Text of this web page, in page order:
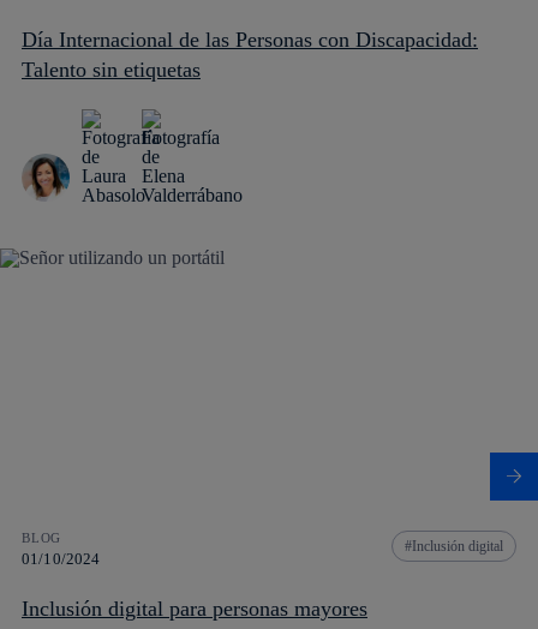
Día Internacional de las Personas con Discapacidad:
Talento sin etiquetas
BLOG
01/10/2024
Inclusión digital
Inclusión digital para personas mayores